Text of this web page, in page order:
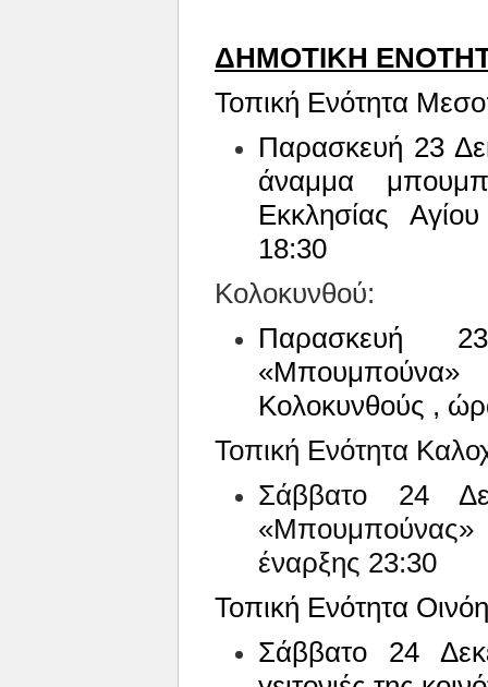
ΔΗΜΟΤΙΚΗ
Τοπική Ενότητα
Παρασκευή 23
άναμμα
Εκκλησίας
18:30
Κολοκυνθού:
Παρασκευή
Κολοκυνθούς ,
Τοπική Ενότητα
Σάββατο 24
«Μπουμπούνας»
έναρξης 23:30
Τοπική Ενότητα
Σάββατο 24